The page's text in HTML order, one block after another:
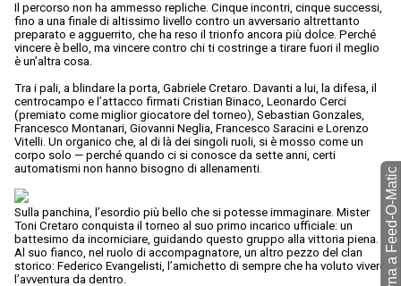
Il percorso non ha ammesso repliche. Cinque incontri, cinque successi,
fino a una finale di altissimo livello contro un avversario altrettanto
preparato e agguerrito, che ha reso il trionfo ancora più dolce. Perché
vincere è bello, ma vincere contro chi ti costringe a tirare fuori il meglio
è un’altra cosa.
Tra i pali, a blindare la porta, Gabriele Cretaro. Davanti a lui, la difesa, il
centrocampo e l’attacco firmati Cristian Binaco, Leonardo Cerci
(premiato come miglior giocatore del torneo), Sebastian Gonzales,
Francesco Montanari, Giovanni Neglia, Francesco Saracini e Lorenzo
Vitelli. Un organico che, al di là dei singoli ruoli, si è mosso come un
corpo solo — perché quando ci si conosce da sette anni, certi
automatismi non hanno bisogno di allenamenti.
Sulla panchina, l’esordio più bello che si potesse immaginare. Mister
Toni Cretaro conquista il torneo al suo primo incarico ufficiale: un
battesimo da incorniciare, guidando questo gruppo alla vittoria piena.
Al suo fianco, nel ruolo di accompagnatore, un altro pezzo del clan
storico: Federico Evangelisti, l’amichetto di sempre che ha voluto vivere
l’avventura da dentro.
torna a Feed-O-Matic